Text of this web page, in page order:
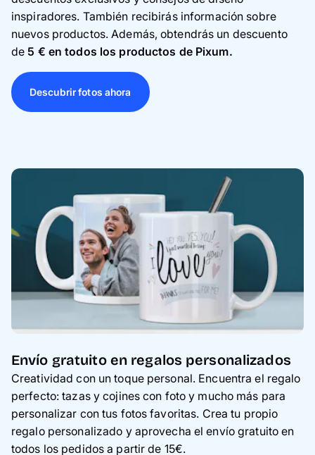
inspiradores. También recibirás información sobre
nuevos productos. Además, obtendrás un descuento
de5 € en todos los productos de Pixum.
Descubrir fotos ahora
Envío gratuito en regalos personalizados
Creatividad con un toque personal. Encuentra el regalo
perfecto: tazas y cojines con foto y mucho más para
personalizar con tus fotos favoritas. Crea tu propio
regalo personalizado y aprovecha el envío gratuito en
todos los pedidos a partir de 15€.